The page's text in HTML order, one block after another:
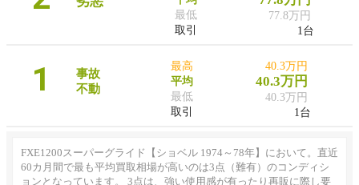
最低
取引
77.8万円
1台
1
事故
不動
最高
平均
最低
取引
40.3万円
40.3万円
40.3万円
1台
FXE1200スーパーグライド【ショベル 1974～78年】において。直近
60カ月間で最も平均買取相場が高いのは3点（難有）のコンディシ
ョンとなっています。 3点は、強い使用感が有ったり再販に際し要